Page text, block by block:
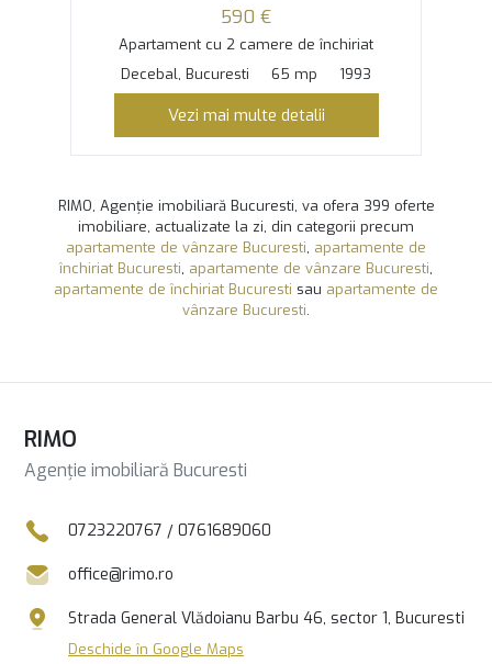
590 €
Apartament cu 2 camere de închiriat
Decebal, Bucuresti
65 mp 1993
Vezi mai multe detalii
RIMO, Agenție imobiliară Bucuresti, va ofera 399 oferte
imobiliare, actualizate la zi, din categorii precum
apartamente de vânzare Bucuresti, apartamente de
închiriat Bucuresti, apartamente de vânzare Bucuresti,
apartamente de închiriat Bucuresti sau apartamente de
vânzare Bucuresti.
RIMO
Agenție imobiliară Bucuresti
0723220767 / 0761689060
office@rimo.ro
Strada General Vlădoianu Barbu 46, sector 1, Bucuresti
Deschide în Google Maps